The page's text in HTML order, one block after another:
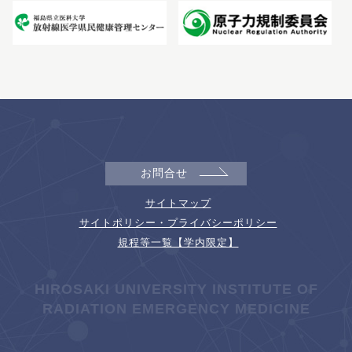
お問合せ
サイトマップ
サイトポリシー・プライバシーポリシー
規程等一覧【学内限定】
HIROSAKI UNIVERSITY INSTITUTE OF
RADIATION EMERGENCY MEDICINE